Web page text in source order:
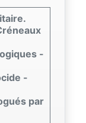
-
-
par